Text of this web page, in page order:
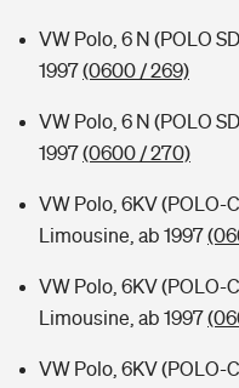
Kinderunfall-Check: Mehr
Typklassen: So ist Ihr
VW Polo, 6 N (POLO
1997(0600 / 269)
VW Polo, 6 N (POLO
1997(0600 / 270)
VW Polo, 6KV (POLO-
Limousine, ab 1997
VW Polo, 6KV (POLO-
Limousine, ab 1997
VW Polo, 6KV (POLO-